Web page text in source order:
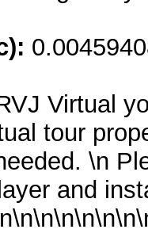
Virtual
tour
\n
and